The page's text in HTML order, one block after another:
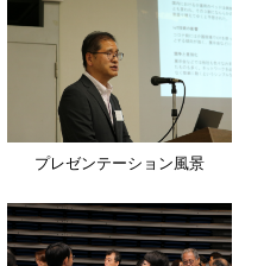
プレゼンテーション風景